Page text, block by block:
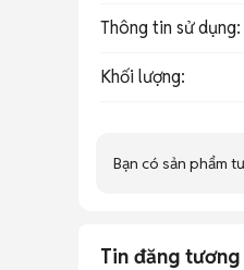
Thông tin sử dụng:
Khối lượng:
Bạn có sản phẩm
Tin đăng